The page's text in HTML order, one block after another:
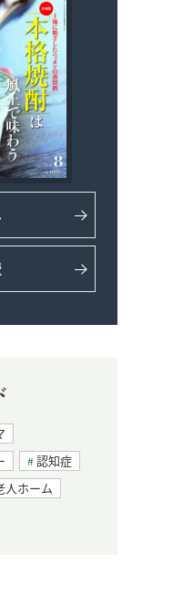
認知症
人ホーム